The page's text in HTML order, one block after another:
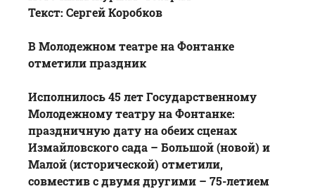
Текст: Сергей Коробков
В Молодежном театре на Фонтанке
отметили праздник
Исполнилось 45 лет Государственному
Молодежному театру на Фонтанке:
праздничную дату на обеих сценах
Измайловского сада – Большой (новой) и
Малой (исторической) отметили,
совместив с двумя другими – 75-летием